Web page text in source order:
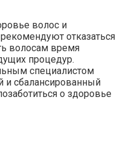
волос и
отказаться
волосам время
процедур.
специалистом
и сбалансированный
о здоровье